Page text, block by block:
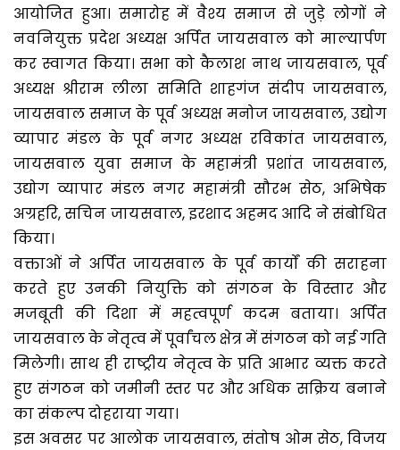
आयोजित हुआ। समारोह में वैश्य समाज से जुड़े लोगों ने
नवनियुक्त प्रदेश अध्यक्ष अर्पित जायसवाल को माल्यार्पण
कर स्वागत किया। सभा को कैलाश नाथ जायसवाल, पूर्व
अध्यक्ष श्रीराम लीला समिति शाहगंज संदीप जायसवाल,
जायसवाल समाज के पूर्व अध्यक्ष मनोज जायसवाल, उद्योग
व्यापार मंडल के पूर्व नगर अध्यक्ष रविकांत जायसवाल,
जायसवाल युवा समाज के महामंत्री प्रशांत जायसवाल,
उद्योग व्यापार मंडल नगर महामंत्री सौरभ सेठ, अभिषेक
अग्रहरि, सचिन जायसवाल, इरशाद अहमद आदि ने संबोधित
किया।
वक्ताओं ने अर्पित जायसवाल के पूर्व कार्यों की सराहना
करते हुए उनकी नियुक्ति को संगठन के विस्तार और
मजबूती की दिशा में महत्वपूर्ण कदम बताया। अर्पित
जायसवाल के नेतृत्व में पूर्वांचल क्षेत्र में संगठन को नई गति
मिलेगी। साथ ही राष्ट्रीय नेतृत्व के प्रति आभार व्यक्त करते
हुए संगठन को जमीनी स्तर पर और अधिक सक्रिय बनाने
का संकल्प दोहराया गया।
इस अवसर पर आलोक जायसवाल, संतोष ओम सेठ, विजय